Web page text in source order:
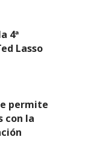
4ª
Lasso
permite
con la